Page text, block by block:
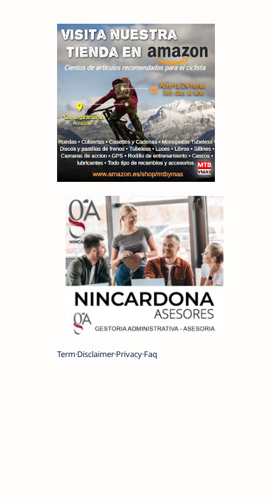
Term Disclaimer Privacy Faq